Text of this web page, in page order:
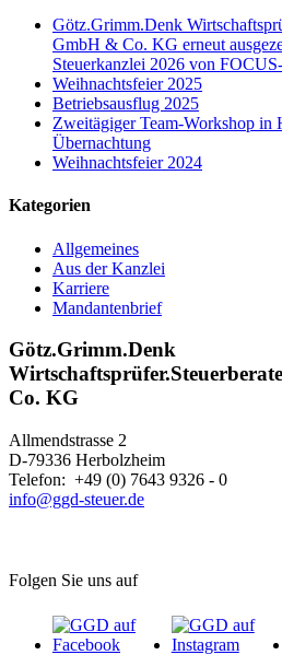
Götz.Grimm.Denk
GmbH & Co. KG erneut
Steuerkanzlei 2026 von
Weihnachtsfeier 2025
Betriebsausflug 2025
Zweitägiger Team-Workshop in
Übernachtung
Weihnachtsfeier 2024
Kategorien
Allgemeines
Aus der Kanzlei
Karriere
Mandantenbrief
Götz.Grimm.Denk
Co. KG
Allmendstrasse 2
D-79336 Herbolzheim
Telefon: +49 (0) 7643 9326 - 0
info@ggd-steuer.de
Folgen Sie uns auf